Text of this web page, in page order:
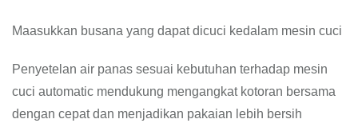
Maasukkan busana yang dapat dicuci kedalam mesin cuci
Penyetelan air panas sesuai kebutuhan terhadap mesin
cuci automatic mendukung mengangkat kotoran bersama
dengan cepat dan menjadikan pakaian lebih bersih